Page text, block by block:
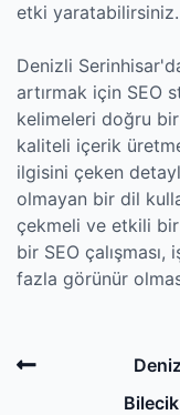
etki yaratabilirsiniz.
Denizli
artırmak için SEO
kelimeleri doğru
kaliteli içerik
ilgisini çeken
olmayan bir dil
çekmeli ve etkili bir
bir SEO
fazla görünür
Post
navigation
Previous